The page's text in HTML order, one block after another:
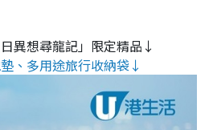
異想尋龍記」限定精品↓
、多用途旅行收納袋↓